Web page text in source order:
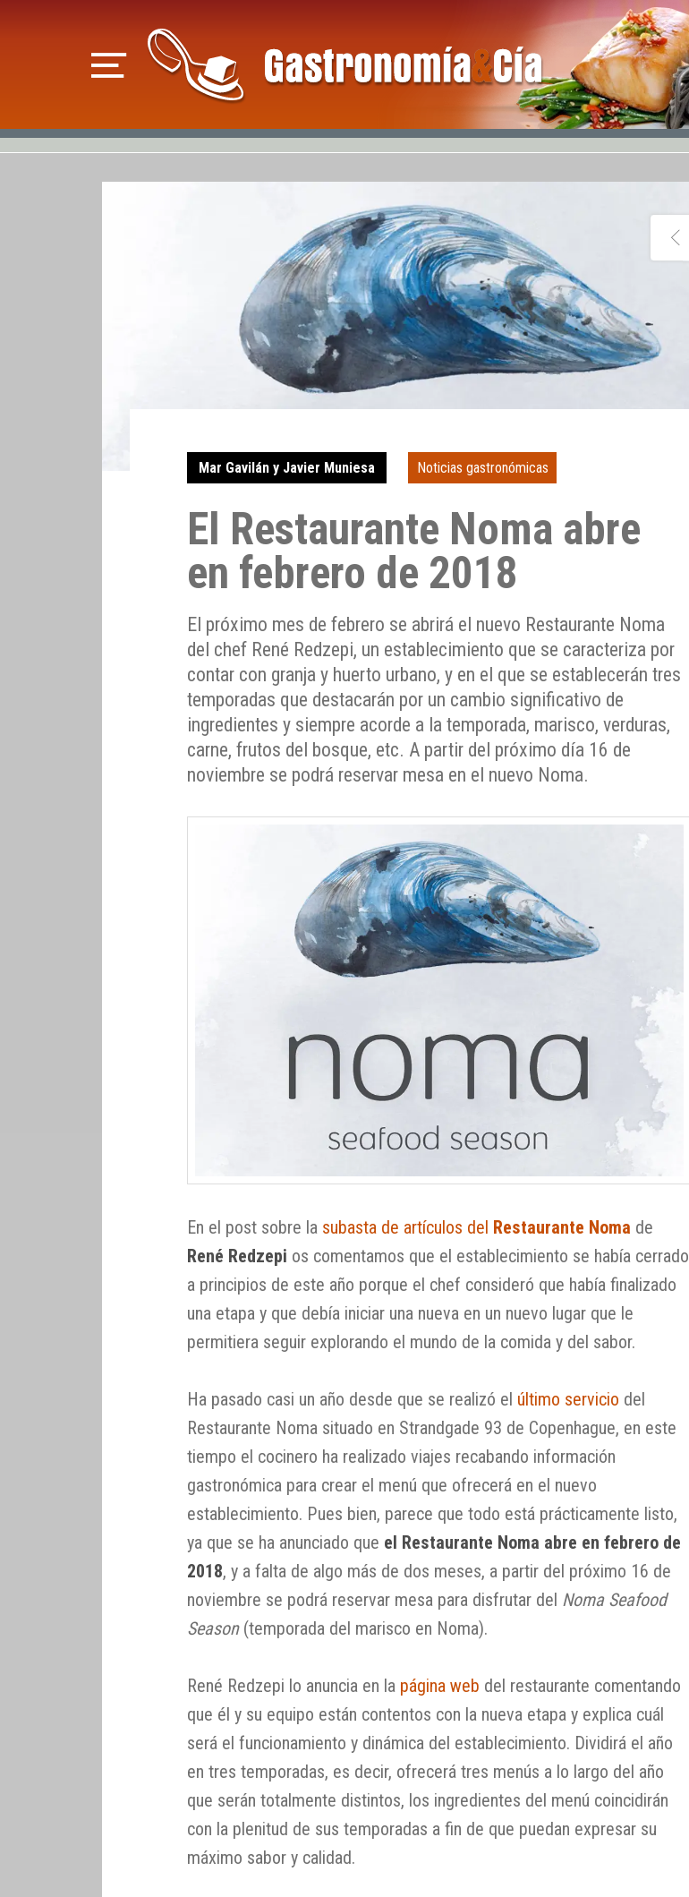
Mar Gavilán y Javier Muniesa Noticias gastronómicas
El Restaurante Noma abre
en febrero de 2018
El próximo mes de febrero se abrirá el nuevo Restaurante Noma
del chef René Redzepi, un establecimiento que se caracteriza por
contar con granja y huerto urbano, y en el que se establecerán tres
temporadas que destacarán por un cambio significativo de
ingredientes y siempre acorde a la temporada, marisco, verduras,
carne, frutos del bosque, etc. A partir del próximo día 16 de
noviembre se podrá reservar mesa en el nuevo Noma.
En el post sobre la subasta de artículos del Restaurante Noma de
René Redzepi os comentamos que el establecimiento se había cerrado
a principios de este año porque el chef consideró que había finalizado
una etapa y que debía iniciar una nueva en un nuevo lugar que le
permitiera seguir explorando el mundo de la comida y del sabor.
Ha pasado casi un año desde que se realizó el último servicio del
Restaurante Noma situado en Strandgade 93 de Copenhague, en este
tiempo el cocinero ha realizado viajes recabando información
gastronómica para crear el menú que ofrecerá en el nuevo
establecimiento. Pues bien, parece que todo está prácticamente listo,
ya que se ha anunciado que el Restaurante Noma abre en febrero de
2018, y a falta de algo más de dos meses, a partir del próximo 16 de
noviembre se podrá reservar mesa para disfrutar del Noma Seafood
Season(temporada del marisco en Noma).
René Redzepi lo anuncia en la página web del restaurante comentando
que él y su equipo están contentos con la nueva etapa y explica cuál
será el funcionamiento y dinámica del establecimiento. Dividirá el año
en tres temporadas, es decir, ofrecerá tres menús a lo largo del año
que serán totalmente distintos, los ingredientes del menú coincidirán
con la plenitud de sus temporadas a fin de que puedan expresar su
máximo sabor y calidad.